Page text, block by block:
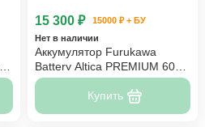
15 300 ₽
15000 ₽ + БУ
Нет в наличии
Аккумулятор Furukawa
Battery Altica PREMIUM 60
Ач 75B24R
Купить